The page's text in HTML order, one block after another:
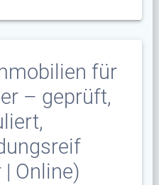
für
– geprüft,
Online)